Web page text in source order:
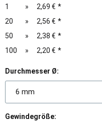
1
» 2,69 € *
20
» 2,56 € *
50
» 2,38 € *
100
» 2,20 € *
Durchmesser Ø:
6 mm
Gewindegröße: